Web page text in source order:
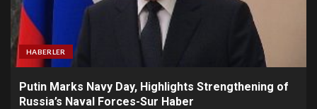
HABERLER
Putin Marks Navy Day, Highlights Strengthening of
Russia’s Naval Forces-Sur Haber